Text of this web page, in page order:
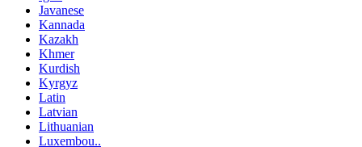
Javanese
Kannada
Kazakh
Khmer
Kurdish
Kyrgyz
Latin
Latvian
Lithuanian
Luxembou..